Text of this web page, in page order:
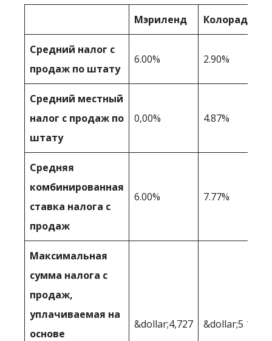
Мэриленд Колорадо
Средний налог с
продаж по штату
6.00% 2.90%
Средний местный
налог с продаж по
штату
0,00% 4.87%
Средняя
комбинированная
ставка налога с
продаж
6.00% 7.77%
Максимальная
сумма налога с
продаж,
уплачиваемая на
основе
&dollar;4,727 &dollar;5 166